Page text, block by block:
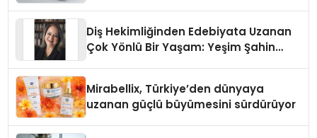
Diş Hekimliğinden Edebiyata Uzanan
Çok Yönlü Bir Yaşam: Yeşim Şahin
Mirabellix, Türkiye’den dünyaya
uzanan güçlü büyümesini sürdürüyor